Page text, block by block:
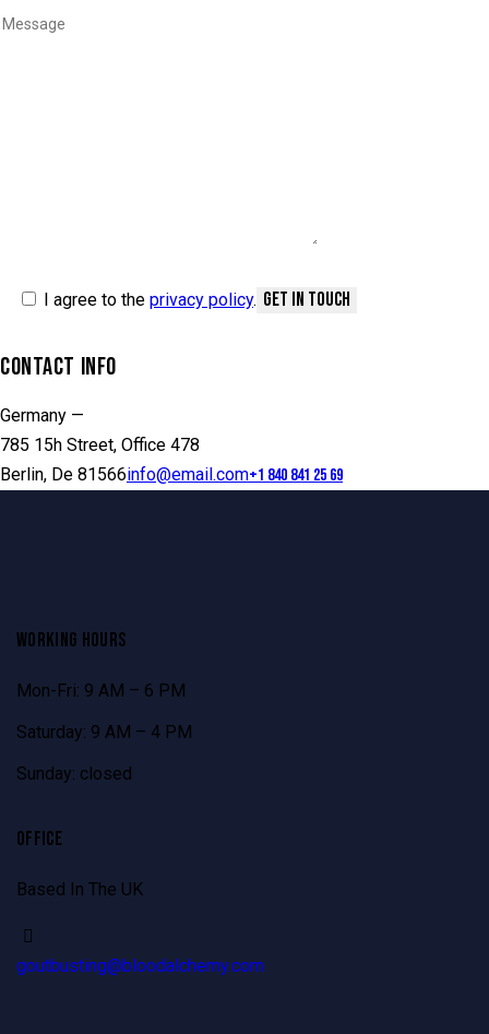
I agree to the privacy policy.
CONTACT INFO
Germany —
785 15h Street, Office 478
Berlin, De 81566info@email.com+1 840 841 25 69
WORKING HOURS
Mon-Fri: 9 AM – 6 PM
Saturday: 9 AM – 4 PM
Sunday: closed
OFFICE
Based In The UK
goutbusting@bloodalchemy.com